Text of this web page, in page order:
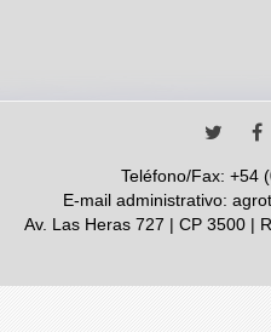
Teléfono/Fax: +54
E-mail administrativo:
Av. Las Heras 727 | CP 3500 |